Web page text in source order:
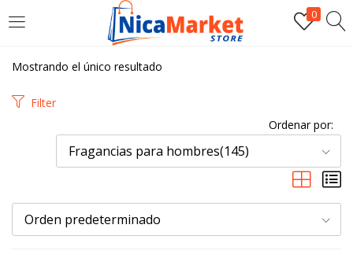
0
INICIAR SESIÓN
Introduzca su nombre de usuario y contraseña para iniciar
Por favor, introduce una respuesta en dígitos:
Mostrando el único resultado
Filter
Ordenar por:
Fragancias para hombres(145)
Orden predeterminado